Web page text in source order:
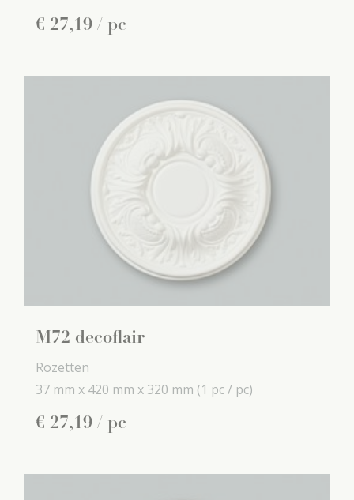
€ 27,19 / pc
M72 decoflair
Rozetten
37 mm x 420 mm x 320 mm (1 pc / pc)
€ 27,19 / pc